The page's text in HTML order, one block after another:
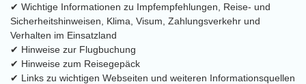
✔ Wichtige Informationen zu Impfempfehlungen, Reise- und
Sicherheitshinweisen, Klima, Visum, Zahlungsverkehr und
Verhalten im Einsatzland
✔ Hinweise zur Flugbuchung
✔ Hinweise zum Reisegepäck
✔ Links zu wichtigen Webseiten und weiteren Informationsquellen